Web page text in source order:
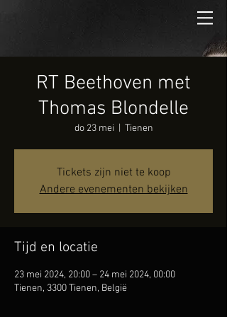
RT Beethoven met
Thomas Blondelle
do 23 mei Tienen
Tickets zijn niet te koop
Andere evenementen bekijken
Tijd en locatie
23 mei 2024, 20:00 – 24 mei 2024, 00:00
Tienen, 3300 Tienen, België